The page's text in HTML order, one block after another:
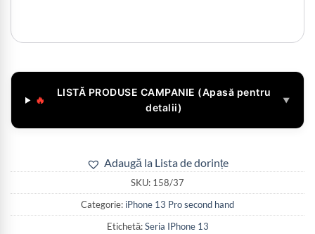
🔥
LISTĂ PRODUSE CAMPANIE (Apasă pentru
detalii)
▼
Adaugă la Lista de dorințe
SKU: 158/37
Categorie: iPhone 13 Pro second hand
Etichetă:Seria IPhone 13